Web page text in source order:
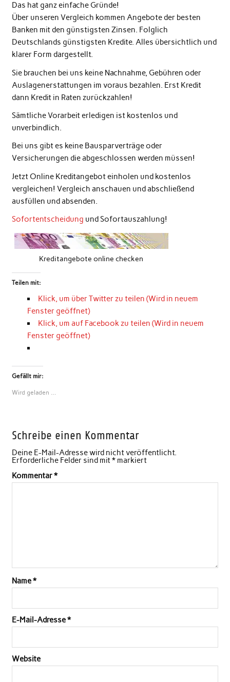
Das hat ganz einfache Gründe!
Über unseren Vergleich kommen Angebote der besten
Banken mit den günstigsten Zinsen. Folglich
Deutschlands günstigsten Kredite. Alles übersichtlich und
klarer Form dargestellt.
Sie brauchen bei uns keine Nachnahme, Gebühren oder
Auslagenerstattungen im voraus bezahlen. Erst Kredit
dann Kredit in Raten zurückzahlen!
Sämtliche Vorarbeit erledigen ist kostenlos und
unverbindlich.
Bei uns gibt es keine Bausparverträge oder
Versicherungen die abgeschlossen werden müssen!
Jetzt Online Kreditangebot einholen und kostenlos
vergleichen! Vergleich anschauen und abschließend
ausfüllen und absenden.
Sofortentscheidung und Sofortauszahlung!
Kreditangebote online checken
Teilen mit:
Klick, um über Twitter zu teilen (Wird in neuem
Fenster geöffnet)
Klick, um auf Facebook zu teilen (Wird in neuem
Fenster geöffnet)
Gefällt mir:
Wird geladen …
Schreibe einen Kommentar
Deine E-Mail-Adresse wird nicht veröffentlicht.
Erforderliche Felder sind mit*markiert
Kommentar*
Name*
E-Mail-Adresse*
Website